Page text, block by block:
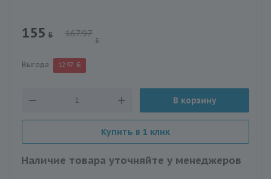
155 167.97
Выгода 12.97
В корзину
Купить в 1 клик
Наличие товара уточняйте у менеджеров